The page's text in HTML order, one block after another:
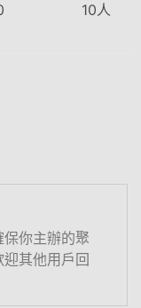
10人
你主辦的聚
其他用戶回